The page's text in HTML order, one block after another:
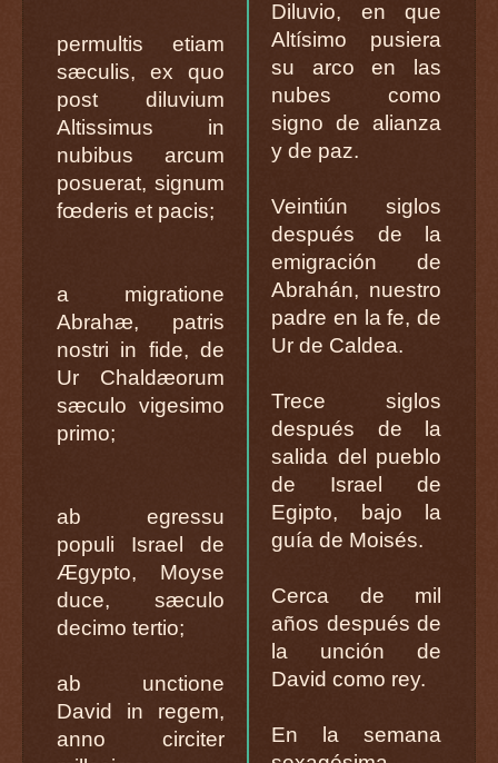
permultis etiam
sæculis, ex quo
post diluvium
Altissimus in
nubibus arcum
posuerat, signum
fœderis et pacis;
a migratione
Abrahæ, patris
nostri in fide, de
Ur Chaldæorum
sæculo vigesimo
primo;
ab egressu
populi Israel de
Ægypto, Moyse
duce, sæculo
decimo tertio;
ab unctione
David in regem,
anno circiter
Diluvio, en que
Altísimo pusiera
su arco en las
nubes como
signo de alianza
y de paz.
Veintiún siglos
después de la
emigración de
Abrahán, nuestro
padre en la fe, de
Ur de Caldea.
Trece siglos
después de la
salida del pueblo
de Israel de
Egipto, bajo la
guía de Moisés.
Cerca de mil
años después de
la unción de
David como rey.
En la semana